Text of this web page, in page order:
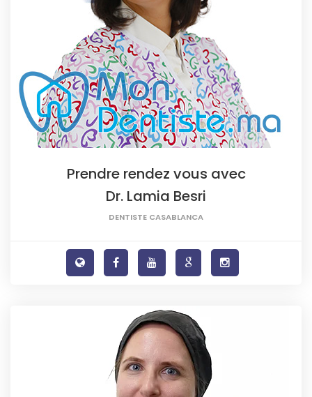
Prendre rendez vous avec
Dr. Lamia Besri
DENTISTE CASABLANCA